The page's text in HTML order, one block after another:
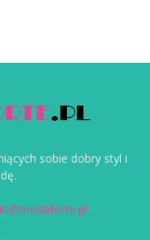
sobie dobry styl i